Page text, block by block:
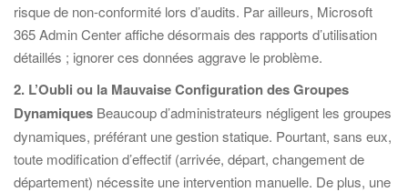
risque de non-conformité lors d’audits. Par ailleurs, Microsoft
365 Admin Center affiche désormais des rapports d’utilisation
détaillés ; ignorer ces données aggrave le problème.
2. L’Oubli ou la Mauvaise Configuration des Groupes
Dynamiques Beaucoup d’administrateurs négligent les groupes
dynamiques, préférant une gestion statique. Pourtant, sans eux,
toute modification d’effectif (arrivée, départ, changement de
département) nécessite une intervention manuelle. De plus, une